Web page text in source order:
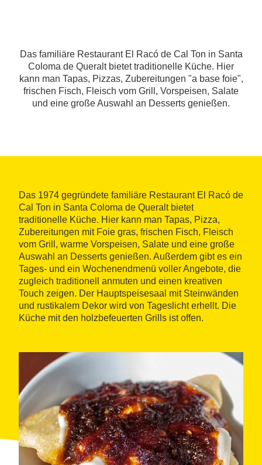
Das familiäre Restaurant El Racó de Cal Ton in Santa
Coloma de Queralt bietet traditionelle Küche. Hier
kann man Tapas, Pizzas, Zubereitungen "a base foie",
frischen Fisch, Fleisch vom Grill, Vorspeisen, Salate
und eine große Auswahl an Desserts genießen.
Das 1974 gegründete familiäre Restaurant El Racó de
Cal Ton in Santa Coloma de Queralt bietet
traditionelle Küche. Hier kann man Tapas, Pizza,
Zubereitungen mit Foie gras, frischen Fisch, Fleisch
vom Grill, warme Vorspeisen, Salate und eine große
Auswahl an Desserts genießen. Außerdem gibt es ein
Tages- und ein Wochenendmenü voller Angebote, die
zugleich traditionell anmuten und einen kreativen
Touch zeigen. Der Hauptspeisesaal mit Steinwänden
und rustikalem Dekor wird von Tageslicht erhellt. Die
Küche mit den holzbefeuerten Grills ist offen.